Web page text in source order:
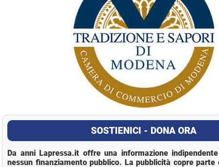
SOSTIENICI - DONA ORA
Da anni Lapressa.it offre una informazione
nessun finanziamento pubblico. La pubblicità copre parte